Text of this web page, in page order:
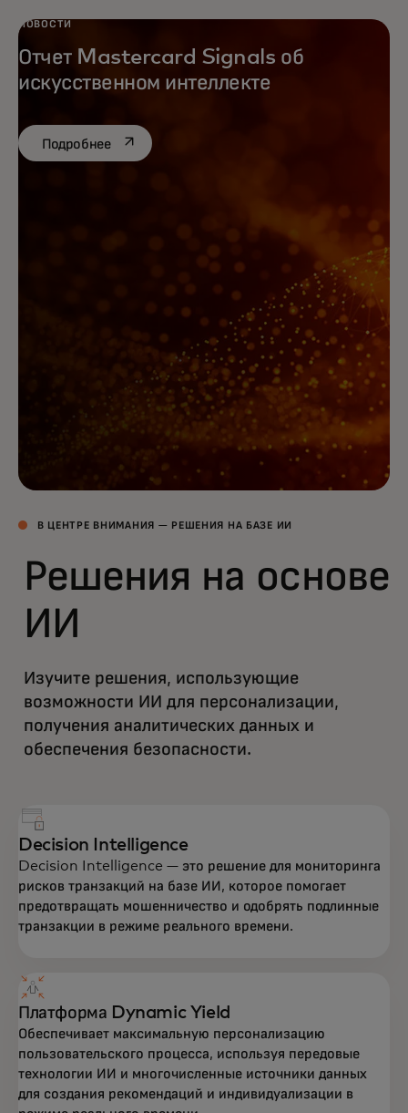
НОВОСТИ
Отчет Mastercard Signals об
искусственном интеллекте
Подробнееopens in a new tab
В ЦЕНТРЕ ВНИМАНИЯ — РЕШЕНИЯ НА БАЗЕ ИИ
Решения на основе
ИИ
Изучите решения, использующие
возможности ИИ для персонализации,
получения аналитических данных и
обеспечения безопасности.
Decision Intelligence
Decision Intelligence — это решение для мониторинга
рисков транзакций на базе ИИ, которое помогает
предотвращать мошенничество и одобрять подлинные
транзакции в режиме реального времени.
Платформа Dynamic Yield
Обеспечивает максимальную персонализацию
пользовательского процесса, используя передовые
технологии ИИ и многочисленные источники данных
для создания рекомендаций и индивидуализации в